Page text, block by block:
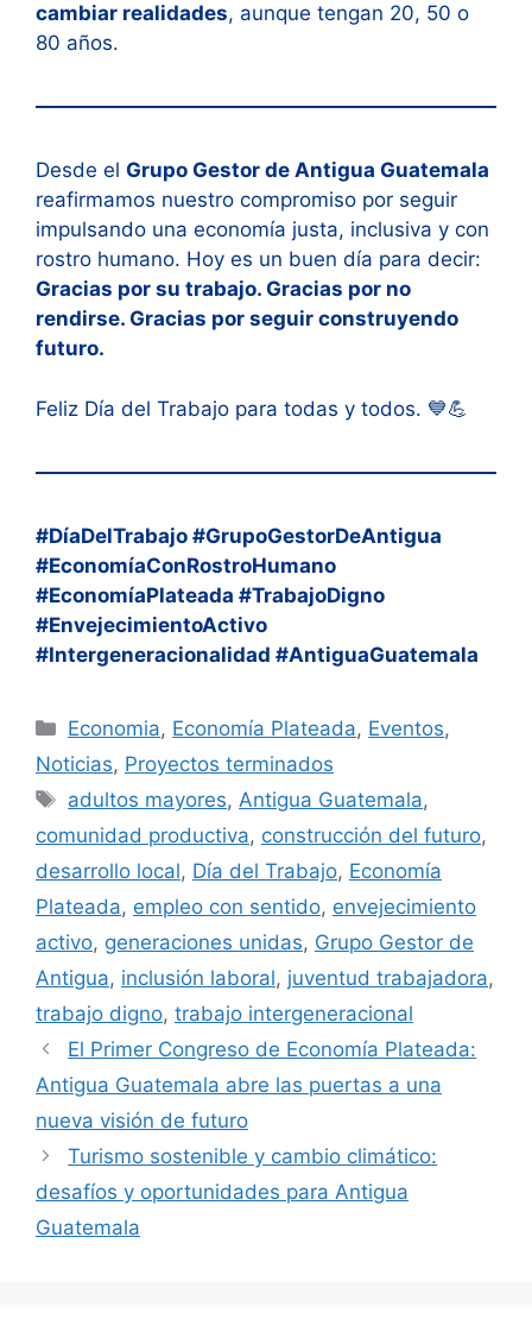
cambiar realidades, aunque tengan 20, 50 o
80 años.
Desde el Grupo Gestor de Antigua Guatemala
reafirmamos nuestro compromiso por seguir
impulsando una economía justa, inclusiva y con
rostro humano. Hoy es un buen día para decir:
Gracias por su trabajo. Gracias por no
rendirse. Gracias por seguir construyendo
futuro.
Feliz Día del Trabajo para todas y todos. 💙💪
#DíaDelTrabajo #GrupoGestorDeAntigua
#EconomíaConRostroHumano
#EconomíaPlateada #TrabajoDigno
#EnvejecimientoActivo
#Intergeneracionalidad #AntiguaGuatemala
Categorías
Economia, Economía Plateada, Eventos,
Noticias, Proyectos terminados
Etiquetas
adultos mayores, Antigua Guatemala,
comunidad productiva, construcción del futuro,
desarrollo local, Día del Trabajo, Economía
Plateada, empleo con sentido, envejecimiento
activo, generaciones unidas, Grupo Gestor de
Antigua, inclusión laboral, juventud trabajadora,
trabajo digno, trabajo intergeneracional
El Primer Congreso de Economía Plateada:
Antigua Guatemala abre las puertas a una
nueva visión de futuro
Turismo sostenible y cambio climático:
desafíos y oportunidades para Antigua
Guatemala